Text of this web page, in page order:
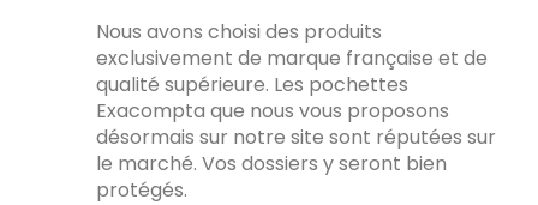
Nous avons choisi des produits
exclusivement de marque française et de
qualité supérieure. Les pochettes
Exacompta que nous vous proposons
désormais sur notre site sont réputées sur
le marché. Vos dossiers y seront bien
protégés.